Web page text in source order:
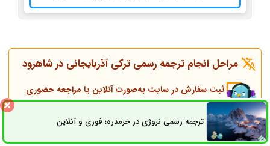
مراحل انجام ترجمه رسمی ترکی آذربایجانی در شاهرود
ثبت سفارش در سایت به‌صورت آنلاین یا مراجعه حضوری
ترجمه رسمی نروژی در خرمدره؛ فوری و آنلاینثبت سفارش راه های ارتباطی